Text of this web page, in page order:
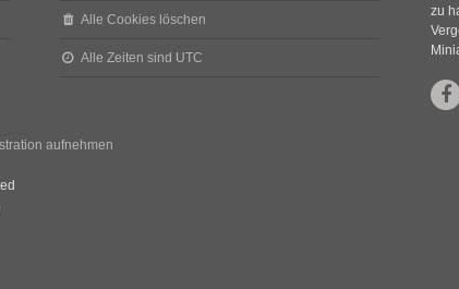
Alle Cookies löschen
Alle Zeiten sind UTC
zu
aufnehmen